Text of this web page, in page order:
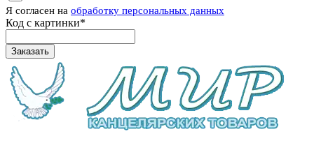
Я согласен на обработку персональных данных
Код с картинки*
Заказать